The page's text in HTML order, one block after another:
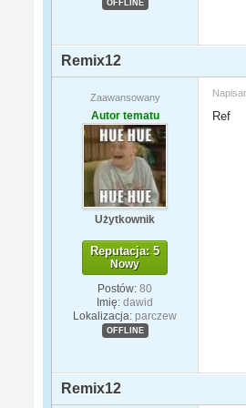
OFFLINE
Remix12
Zaawansowany
Autor tematu
Użytkownik
Reputacja: 5
Nowy
Postów: 80
Imię: dawid
Lokalizacja: parczew
OFFLINE
Ref
Remix12